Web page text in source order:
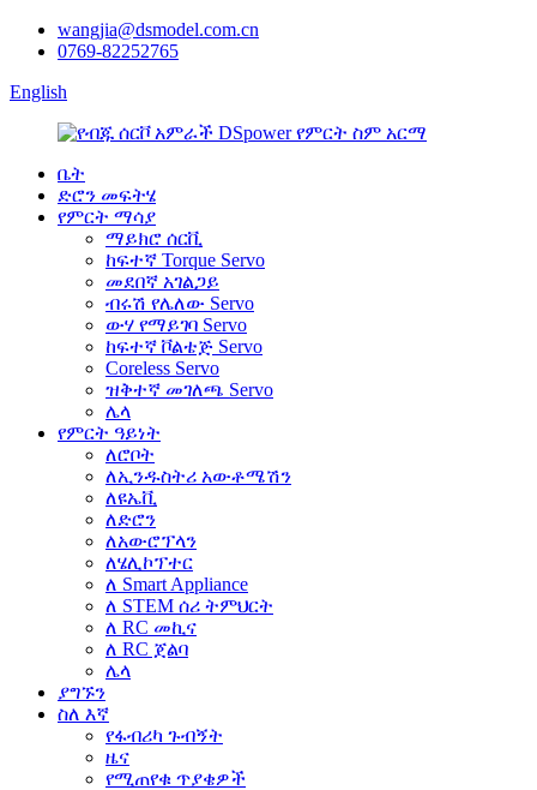
wangjia@dsmodel.com.cn
0769-82252765
English
ቤት
ድሮን መፍትሄ
የምርት ማሳያ
ማይክሮ ሰርቪ
ከፍተኛ Torque Servo
መደበኛ አገልጋይ
ብሩሽ የሌለው Servo
ውሃ የማይገባ Servo
ከፍተኛ ቮልቴጅ Servo
Coreless Servo
ዝቅተኛ መገለጫ Servo
ሌላ
የምርት ዓይነት
ለሮቦት
ለኢንዱስትሪ አውቶሜሽን
ለዩኤቪ
ለድሮን
ለአውሮፕላን
ለሄሊኮፕተር
ለ Smart Appliance
ለ STEM ሰሪ ትምህርት
ለ RC መኪና
ለ RC ጀልባ
ሌላ
ያግኙን
ስለ እኛ
የፋብሪካ ጉብኝት
ዜና
የሚጠየቁ ጥያቄዎች